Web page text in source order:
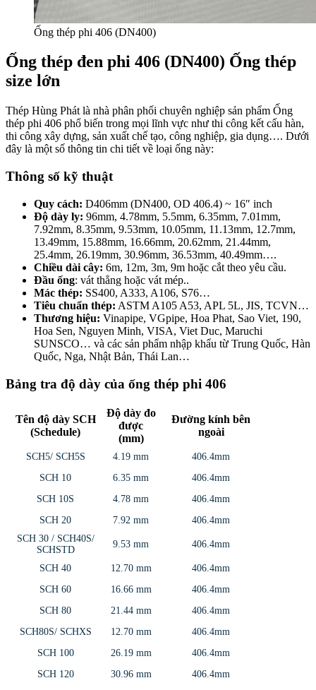
Ống thép phi 406 (DN400)
Ống thép đen phi 406 (DN400) Ống thép
size lớn
Thép Hùng Phát là nhà phân phối chuyên nghiệp sản phẩm Ống
thép phi 406 phổ biến trong mọi lĩnh vực như thi công kết cấu hàn,
thi công xây dựng, sản xuất chế tạo, công nghiệp, gia dụng…. Dưới
đây là một số thông tin chi tiết về loại ống này:
Thông số kỹ thuật
Quy cách: D406mm (DN400, OD 406.4) ~ 16″ inch
Độ dày ly: 96mm, 4.78mm, 5.5mm, 6.35mm, 7.01mm,
7.92mm, 8.35mm, 9.53mm, 10.05mm, 11.13mm, 12.7mm,
13.49mm, 15.88mm, 16.66mm, 20.62mm, 21.44mm,
25.4mm, 26.19mm, 30.96mm, 36.53mm, 40.49mm….
Chiều dài cây: 6m, 12m, 3m, 9m hoặc cắt theo yêu cầu.
Đầu ống: vát thẳng hoặc vát mép..
Mác thép: SS400, A333, A106, S76…
Tiêu chuẩn thép: ASTM A105 A53, APL 5L, JIS, TCVN…
Thương hiệu: Vinapipe, VGpipe, Hoa Phat, Sao Viet, 190,
Hoa Sen, Nguyen Minh, VISA, Viet Duc, Maruchi
SUNSCO… và các sản phẩm nhập khẩu từ Trung Quốc, Hàn
Quốc, Nga, Nhật Bản, Thái Lan…
Bảng tra độ dày của ống thép phi 406
Tên độ dày SCH
(Schedule)
Độ dày đo
được
(mm)
Đường kính bên
ngoài
SCH5/ SCH5S 4.19 mm
406.4mm
SCH 10
6.35 mm
406.4mm
SCH 10S
4.78 mm
406.4mm
SCH 20
7.92 mm
406.4mm
SCH 30 / SCH40S/
SCHSTD
9.53 mm 406.4mm
SCH 40 12.70 mm
406.4mm
SCH 60
16.66 mm
406.4mm
SCH 80
21.44 mm
406.4mm
SCH80S/ SCHXS
12.70 mm
406.4mm
SCH 100
26.19 mm
406.4mm
SCH 120
30.96 mm
406.4mm